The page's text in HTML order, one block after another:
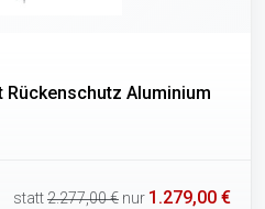
Aluminium
statt2.277,00 € nur 1.279,00 €